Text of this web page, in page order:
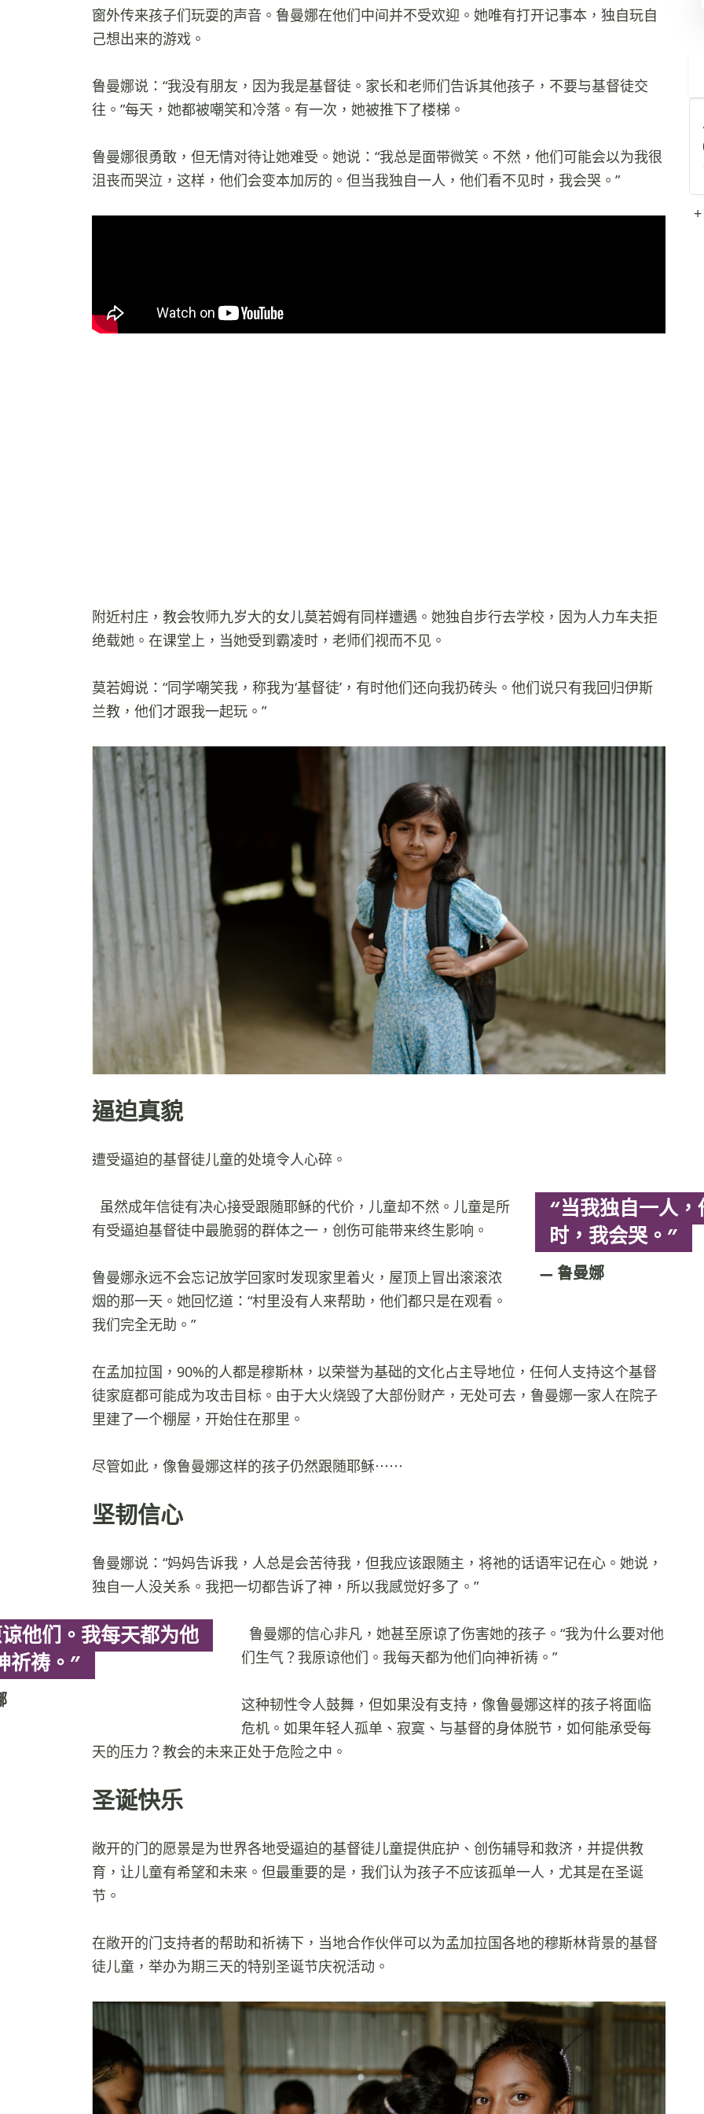
窗外传来孩子们玩耍的声音。鲁曼娜在他们中间并不受欢迎。她唯有打开记事本，独自玩自
己想出来的游戏。
鲁曼娜说：“我没有朋友，因为我是基督徒。家长和老师们告诉其他孩子，不要与基督徒交
往。”每天，她都被嘲笑和冷落。有一次，她被推下了楼梯。
鲁曼娜很勇敢，但无情对待让她难受。她说：“我总是面带微笑。不然，他们可能会以为我很
沮丧而哭泣，这样，他们会变本加厉的。但当我独自一人，他们看不见时，我会哭。”
附近村庄，教会牧师九岁大的女儿莫若姆有同样遭遇。她独自步行去学校，因为人力车夫拒
绝载她。在课堂上，当她受到霸凌时，老师们视而不见。
莫若姆说：“同学嘲笑我，称我为‘基督徒’，有时他们还向我扔砖头。他们说只有我回归伊斯
兰教，他们才跟我一起玩。”
逼迫真貌
遭受逼迫的基督徒儿童的处境令人心碎。
“当我独自一人
时，我会哭。”
鲁曼娜
虽然成年信徒有决心接受跟随耶稣的代价，儿童却不然。儿童是所
有受逼迫基督徒中最脆弱的群体之一，创伤可能带来终生影响。
鲁曼娜永远不会忘记放学回家时发现家里着火，屋顶上冒出滚滚浓
烟的那一天。她回忆道：“村里没有人来帮助，他们都只是在观看。
我们完全无助。”
在孟加拉国，90%的人都是穆斯林，以荣誉为基础的文化占主导地位，任何人支持这个基督
徒家庭都可能成为攻击目标。由于大火烧毁了大部份财产，无处可去，鲁曼娜一家人在院子
里建了一个棚屋，开始住在那里。
尽管如此，像鲁曼娜这样的孩子仍然跟随耶稣⋯⋯
坚韧信心
鲁曼娜说：“妈妈告诉我，人总是会苦待我，但我应该跟随主，将祂的话语牢记在心。她说，
独自一人没关系。我把一切都告诉了神，所以我感觉好多了。”
他们。我每天都为他
祈祷。”
鲁曼娜的信心非凡，她甚至原谅了伤害她的孩子。“我为什么要对他
们生气？我原谅他们。我每天都为他们向神祈祷。”
这种韧性令人鼓舞，但如果没有支持，像鲁曼娜这样的孩子将面临
危机。如果年轻人孤单、寂寞、与基督的身体脱节，如何能承受每
天的压力？教会的未来正处于危险之中。
圣诞快乐
敞开的门的愿景是为世界各地受逼迫的基督徒儿童提供庇护、创伤辅导和救济，并提供教
育，让儿童有希望和未来。但最重要的是，我们认为孩子不应该孤单一人，尤其是在圣诞
节。
在敞开的门支持者的帮助和祈祷下，当地合作伙伴可以为孟加拉国各地的穆斯林背景的基督
徒儿童，举办为期三天的特别圣诞节庆祝活动。
+